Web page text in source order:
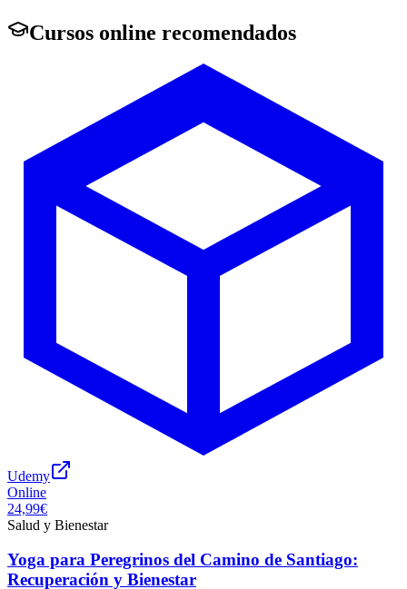
Cursos online recomendados
Udemy
Online
24,99€
Salud y Bienestar
Yoga para Peregrinos del Camino de Santiago:
Recuperación y Bienestar